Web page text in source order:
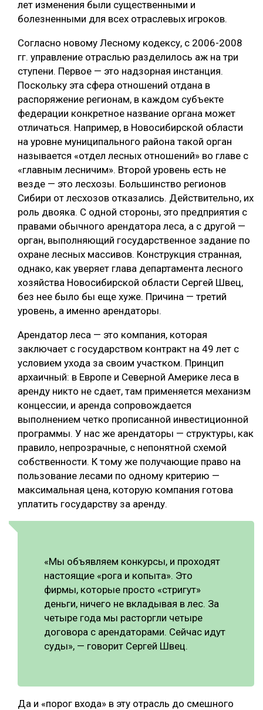
лет изменения были существенными и
болезненными для всех отраслевых игроков.
Согласно новому Лесному кодексу, с 2006-2008
гг. управление отраслью разделилось аж на три
ступени. Первое — это надзорная инстанция.
Поскольку эта сфера отношений отдана в
распоряжение регионам, в каждом субъекте
федерации конкретное название органа может
отличаться. Например, в Новосибирской области
на уровне муниципального района такой орган
называется «отдел лесных отношений» во главе с
«главным лесничим». Второй уровень есть не
везде — это лесхозы. Большинство регионов
Сибири от лесхозов отказались. Действительно, их
роль двояка. С одной стороны, это предприятия с
правами обычного арендатора леса, а с другой —
орган, выполняющий государственное задание по
охране лесных массивов. Конструкция странная,
однако, как уверяет глава департамента лесного
хозяйства Новосибирской области Сергей Швец,
без нее было бы еще хуже. Причина — третий
уровень, а именно арендаторы.
Арендатор леса — это компания, которая
заключает с государством контракт на 49 лет с
условием ухода за своим участком. Принцип
архаичный: в Европе и Северной Америке леса в
аренду никто не сдает, там применяется механизм
концессии, и аренда сопровождается
выполнением четко прописанной инвестиционной
программы. У нас же арендаторы — структуры, как
правило, непрозрачные, с непонятной схемой
собственности. К тому же получающие право на
пользование лесами по одному критерию —
максимальная цена, которую компания готова
уплатить государству за аренду.
«Мы объявляем конкурсы, и проходят
настоящие «рога и копыта». Это
фирмы, которые просто «стригут»
деньги, ничего не вкладывая в лес. За
четыре года мы расторгли четыре
договора с арендаторами. Сейчас идут
суды», — говорит Сергей Швец.
Да и «порог входа» в эту отрасль до смешного